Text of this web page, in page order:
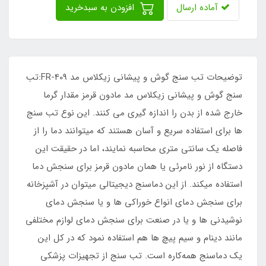
آماده ارسال
توضیحات تب سنج گوش و پیشانی زیکلاس مد FR-409:تب
سنج گوش و پیشانی زیکلاس مد مادون قرمز مقدار گرما
خارج شده از بدن را اندازه گیری می کنند. این نوع تب سنج
ها برای استفاده سریع و آسان هستند که میتوانند دما را از
فاصله یک سانتی متری محاسبه نمایند، اما در حقیقت این
دستگاه از نور نامرئی یا همان مادون قرمز برای سنجش دما
استفاده میکند. از این دماسنج دیجیتالی میتوان در آشپزخانه
برای سنجش دمای انواع خوراکی ها و یا سنجش دمای
نوشیدنی ها و یا در صنعت برای سنجش دمای لوازم مختلفی
مانند دینام و سیم پیچ ها هم استفاده نمود که در کل این
یک دماسنج همه‌کاره است. تب سنج از تجهیزات پزشکی